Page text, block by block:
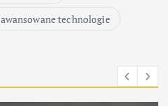
technologie